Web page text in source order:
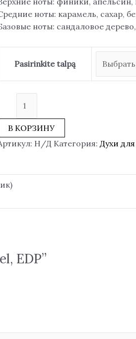
ноты: карамель, сахар,
ноты: сандаловое
Pasirinkite talpą
В КОРЗИНУ
Н/Д Категория: Духи
EDP”